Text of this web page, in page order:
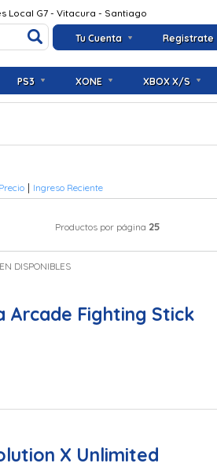
Tu Cuenta Registrate
Local G7 - Vitacura - Santiago
PS3 XONE XBOX X/S
| Ingreso Reciente
Productos por página 25
DISPONIBLES
Arcade Fighting Stick
X Unlimited